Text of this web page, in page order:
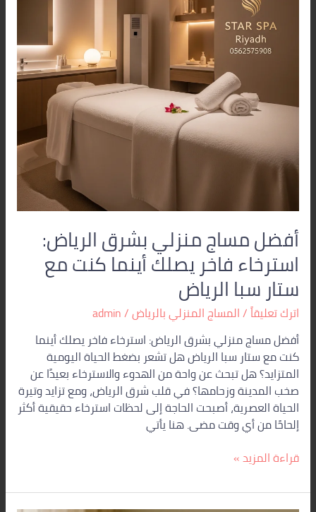
أفضل مساج منزلي بشرق الرياض:
استرخاء فاخر يصلك أينما كنت مع
ستار سبا الرياض
اترك تعليقاً/المساج المنزلي بالرياض/
admin
أفضل مساج منزلي بشرق الرياض: استرخاء فاخر يصلك أينما
كنت مع ستار سبا الرياض هل تشعر بضغط الحياة اليومية
المتزايد؟ هل تبحث عن واحة من الهدوء والاسترخاء بعيدًا عن
صخب المدينة وزحامها؟ في قلب شرق الرياض، ومع تزايد وتيرة
الحياة العصرية، أصبحت الحاجة إلى لحظات استرخاء حقيقية أكثر
إلحاحًا من أي وقت مضى. هنا يأتي
استرخاء
مع
الرياض
قراءة المزيد »